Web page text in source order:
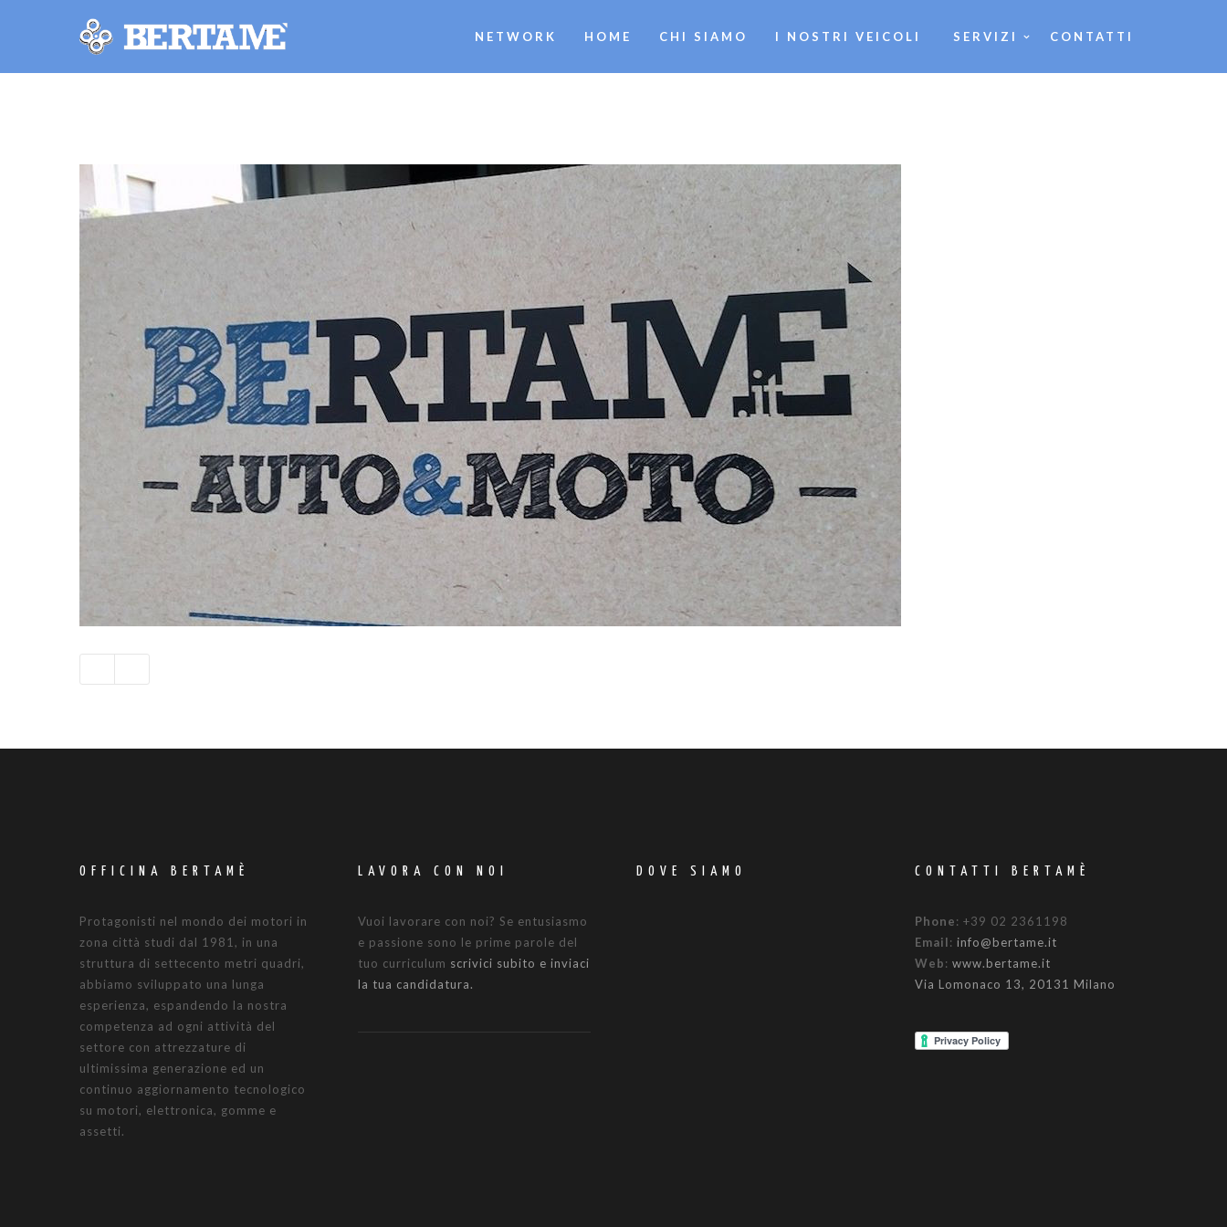
NETWORK HOME CHI SIAMO I NOSTRI VEICOLI SERVIZI CONTATTI
OFFICINA BERTAMÈ
Protagonisti nel mondo dei motori in
zona città studi dal 1981, in una
struttura di settecento metri quadri,
abbiamo sviluppato una lunga
esperienza, espandendo la nostra
competenza ad ogni attività del
settore con attrezzature di
ultimissima generazione ed un
continuo aggiornamento tecnologico
su motori, elettronica, gomme e
assetti.
LAVORA CON NOI
Vuoi lavorare con noi? Se entusiasmo
e passione sono le prime parole del
tuo curriculum scrivici subito e inviaci
la tua candidatura.
DOVE SIAMO CONTATTI BERTAMÈ
Phone: +39 02 2361198
Email: info@bertame.it
Web: www.bertame.it
Via Lomonaco 13, 20131 Milano